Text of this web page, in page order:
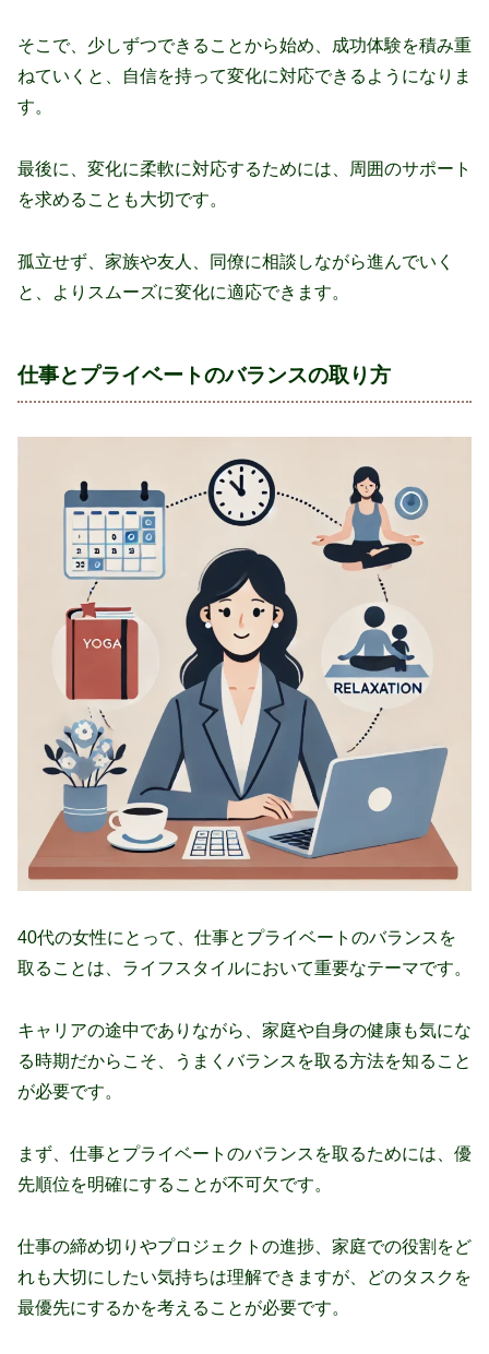
そこで、少しずつできることから始め、成功体験を積み重
ねていくと、自信を持って変化に対応できるようになりま
す。
最後に、変化に柔軟に対応するためには、周囲のサポート
を求めることも大切です。
孤立せず、家族や友人、同僚に相談しながら進んでいく
と、よりスムーズに変化に適応できます。
仕事とプライベートのバランスの取り方
40代の女性にとって、仕事とプライベートのバランスを
取ることは、ライフスタイルにおいて重要なテーマです。
キャリアの途中でありながら、家庭や自身の健康も気にな
る時期だからこそ、うまくバランスを取る方法を知ること
が必要です。
まず、仕事とプライベートのバランスを取るためには、優
先順位を明確にすることが不可欠です。
仕事の締め切りやプロジェクトの進捗、家庭での役割をど
れも大切にしたい気持ちは理解できますが、どのタスクを
最優先にするかを考えることが必要です。